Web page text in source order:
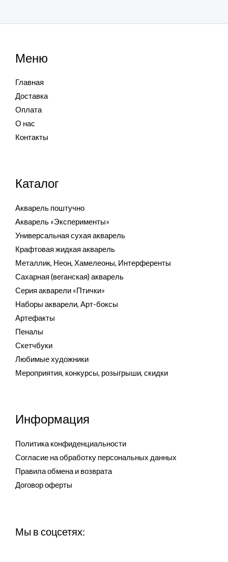
Меню
Главная
Доставка
Оплата
О нас
Контакты
Каталог
Акварель поштучно
Акварель «Эксперименты»
Универсальная сухая акварель
Крафтовая жидкая акварель
Металлик, Неон, Хамелеоны, Интерференты
Сахарная (веганская) акварель
Серия акварели «Птички»
Наборы акварели, Арт-боксы
Артефакты
Пеналы
Скетчбуки
Любимые художники
Мероприятия, конкурсы, розыгрыши, скидки
Информация
Политика конфиденциальности
Согласие на обработку персональных данных
Правила обмена и возврата
Договор оферты
Мы в соцсетях: